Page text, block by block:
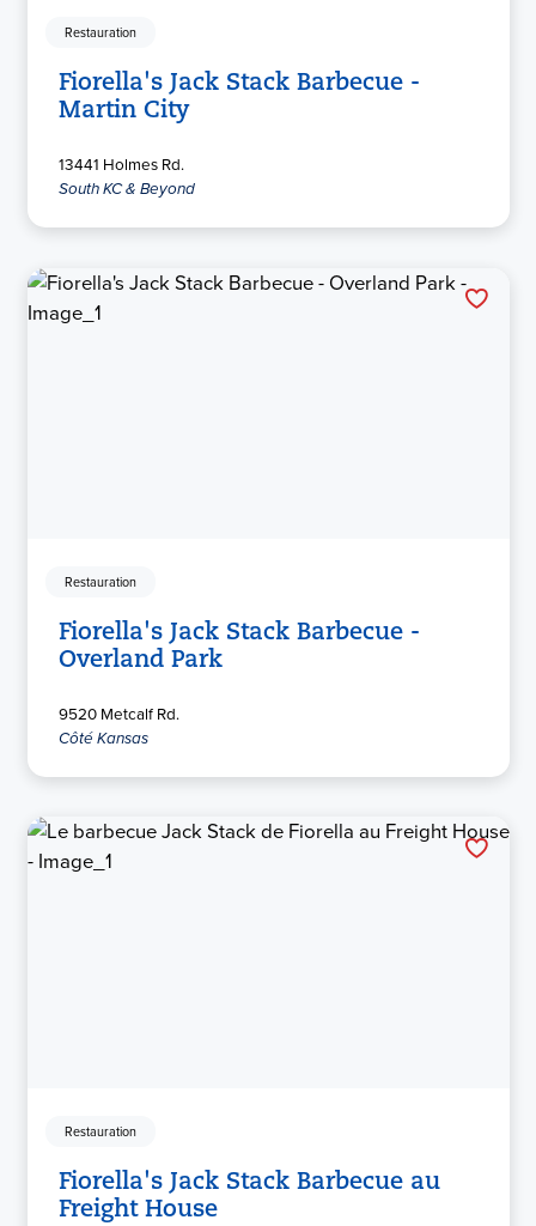
Restauration
Fiorella's Jack Stack Barbecue -
Martin City
13441 Holmes Rd.
South KC & Beyond
Restauration
Fiorella's Jack Stack Barbecue -
Overland Park
9520 Metcalf Rd.
Côté Kansas
Restauration
Fiorella's Jack Stack Barbecue au
Freight House